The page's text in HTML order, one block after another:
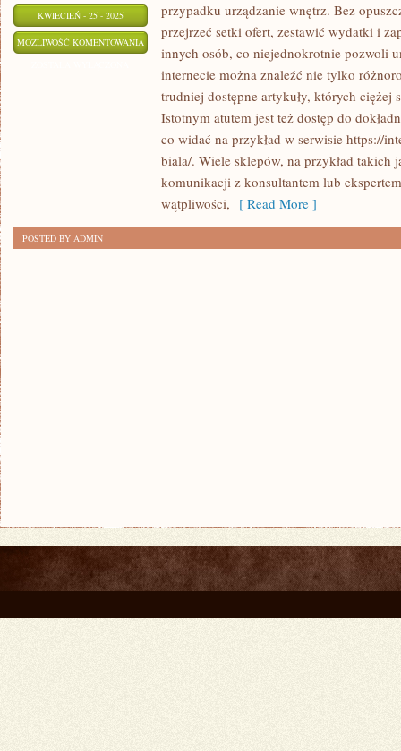
KWIECIEŃ - 25 - 2025
MOŻLIWOŚĆ KOMENTOWANIA PRODUKTY
przypadku urządzanie wnętrz. Bez
przejrzeć setki ofert, zestawić wydatki i
innych osób, co niejednokrotnie pozwoli
internecie można znaleźć nie tylko
trudniej dostępne artykuły, których ciężej
Istotnym atutem jest też dostęp do
co widać na przykład w serwisie https://
biala/. Wiele sklepów, na przykład takich
komunikacji z konsultantem lub
wątpliwości, [ Read More ]
POSTED BY ADMIN